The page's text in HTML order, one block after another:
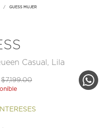
GUESS MUJER
Casual, Lila
$7,199.00